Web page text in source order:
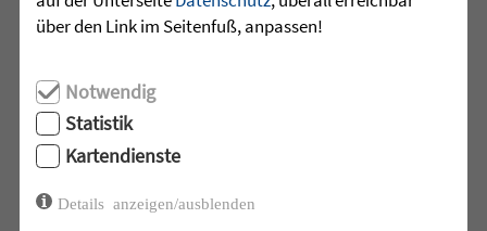
Vertrauen. Mehr braucht es
Acht junge Menschen feierten Ende Juli
ihren erfolgreichen Abschluss der 10.
Klasse in der Jugendhilfeeinrichtung
über den Link im Seitenfuß, anpassen!
Notwendig
Statistik
Kartendienste
Details anzeigen/ausblenden